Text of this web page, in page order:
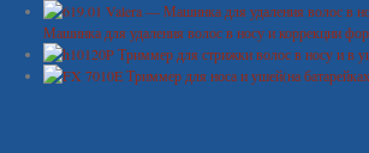
Машинка для удаления волос в носу и коррекции